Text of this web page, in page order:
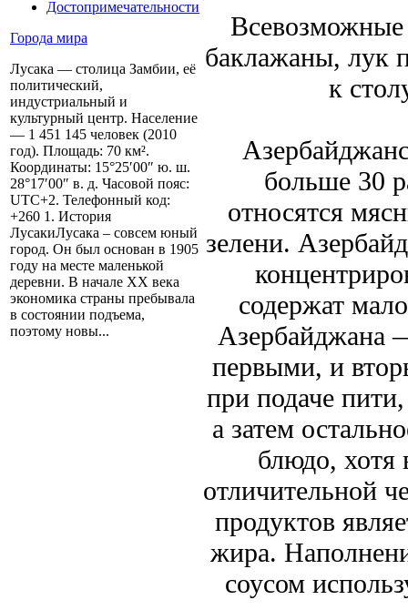
Достопримечательности
Города мира
Лусака — столица Замбии, её
политический,
индустриальный и
культурный центр. Население
— 1 451 145 человек (2010
год). Площадь: 70 км².
Координаты: 15°25′00″ ю. ш.
28°17′00″ в. д. Часовой пояс:
UTC+2. Телефонный код:
+260 1. История
ЛусакиЛусака – совсем юный
город. Он был основан в 1905
году на месте маленькой
деревни. В начале ХХ века
экономика страны пребывала
в состоянии подъема,
поэтому новы...
баклажаны, лук
к
больше 30
относятся
зелени.
содержат
Азербайджана
первыми, и
при подаче
а затем
блюдо, хотя
отличительной
продуктов
жира.
соусом